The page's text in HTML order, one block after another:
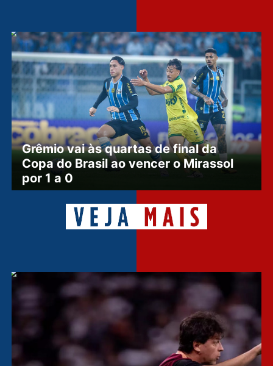
Grêmio vai às quartas de final da
Copa do Brasil ao vencer o Mirassol
por 1 a 0